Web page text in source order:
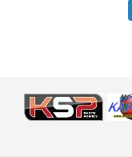
Equipements Vidéo